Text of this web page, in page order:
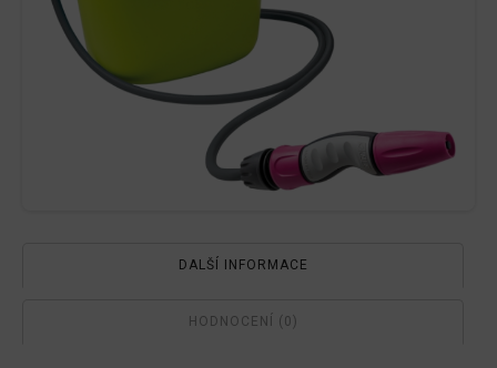
DALŠÍ INFORMACE
HODNOCENÍ (0)